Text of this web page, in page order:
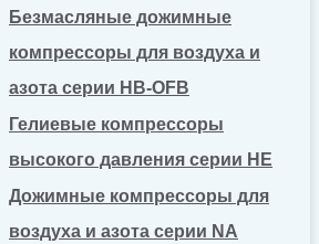
Безмасляные дожимные
компрессоры для воздуха и
азота серии HB-OFB
Гелиевые компрессоры
высокого давления серии HE
Дожимные компрессоры для
воздуха и азота серии NA